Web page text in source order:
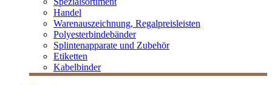
Handel
Warenauszeichnung, Regalpreisleisten
Polyesterbindebänder
Splintenapparate und Zubehör
Etiketten
Kabelbinder